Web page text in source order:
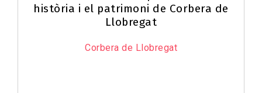
història i el patrimoni de Corbera de
Llobregat
Corbera de Llobregat